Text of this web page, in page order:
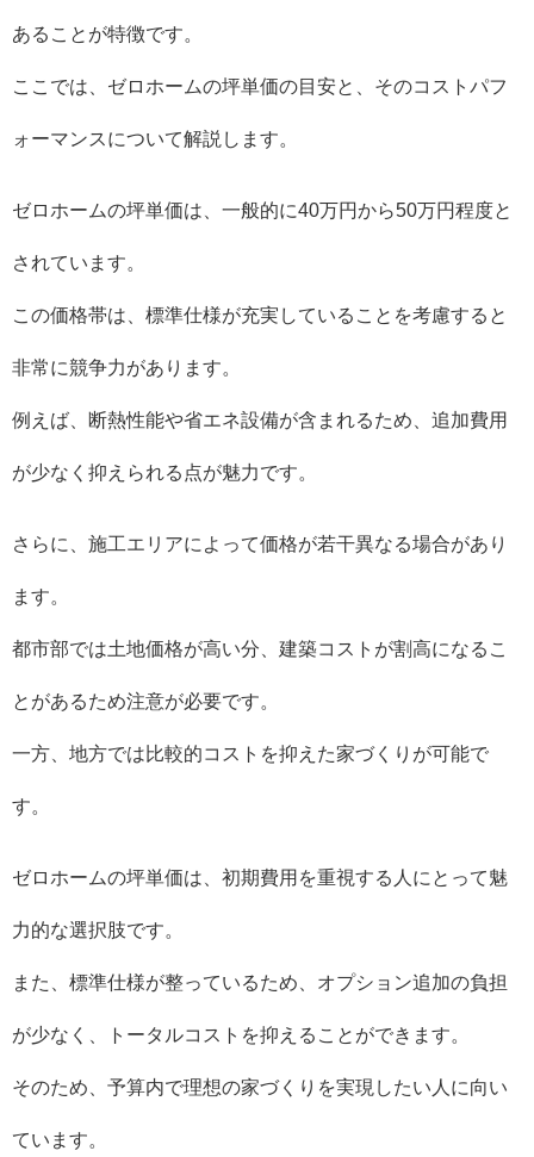
あることが特徴です。
ここでは、ゼロホームの坪単価の目安と、そのコストパフ
ォーマンスについて解説します。
ゼロホームの坪単価は、一般的に40万円から50万円程度と
されています。
この価格帯は、標準仕様が充実していることを考慮すると
非常に競争力があります。
例えば、断熱性能や省エネ設備が含まれるため、追加費用
が少なく抑えられる点が魅力です。
さらに、施工エリアによって価格が若干異なる場合があり
ます。
都市部では土地価格が高い分、建築コストが割高になるこ
とがあるため注意が必要です。
一方、地方では比較的コストを抑えた家づくりが可能で
す。
ゼロホームの坪単価は、初期費用を重視する人にとって魅
力的な選択肢です。
また、標準仕様が整っているため、オプション追加の負担
が少なく、トータルコストを抑えることができます。
そのため、予算内で理想の家づくりを実現したい人に向い
ています。